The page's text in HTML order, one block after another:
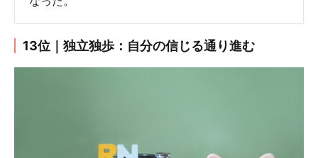
13位｜独立独歩：自分の信じる通り進む